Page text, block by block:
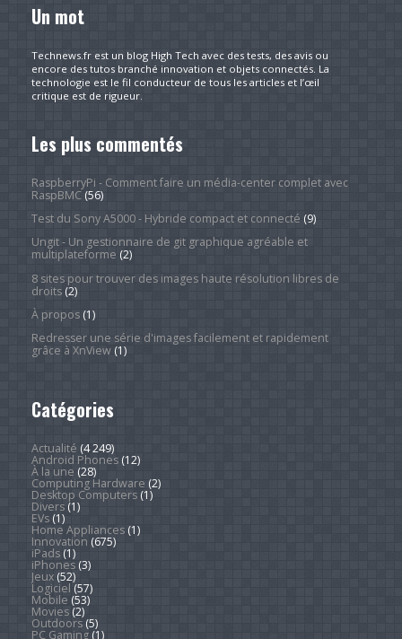
Un mot
Technews.fr est un blog High Tech avec des tests, des avis ou
encore des tutos branché innovation et objets connectés. La
technologie est le fil conducteur de tous les articles et l’œil
critique est de rigueur.
Les plus commentés
RaspberryPi - Comment faire un média-center complet avec
RaspBMC(56)
Test du Sony A5000 - Hybride compact et connecté (9)
Ungit - Un gestionnaire de git graphique agréable et
multiplateforme (2)
8 sites pour trouver des images haute résolution libres de
droits(2)
À propos(1)
Redresser une série d'images facilement et rapidement
grâce à XnView(1)
Catégories
Actualité (4 249)
Android Phones(12)
À la une (28)
Computing Hardware (2)
Desktop Computers(1)
Divers(1)
EVs(1)
Home Appliances(1)
Innovation (675)
iPads(1)
iPhones(3)
Jeux(52)
Logiciel (57)
Mobile (53)
Movies(2)
Outdoors(5)
PC Gaming(1)